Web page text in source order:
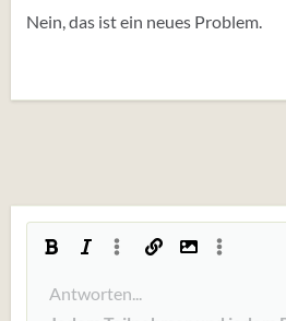
Nein, das ist ein neues Problem.
Fett KursivWeitere Einstellungen...
Link einfügen
Bild einfügen
Weitere
Schriftgröße
9
TextfarbeSchriftfamilie
SmileysZitat Bilder
Wiederholen
BBCode umschalten
Formatierung entfernen
Antworten...